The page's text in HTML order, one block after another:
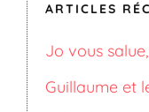
ARTICLES
Jo vous
Guillaume et